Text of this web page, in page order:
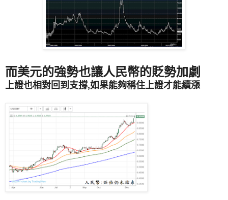
而美元的強勢也讓人民幣的貶勢加劇
上證也相對回到支撐,如果能夠稱住上證才能續漲